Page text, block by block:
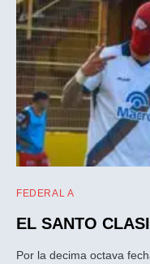
FEDERAL A
EL SANTO
Por la decima octava